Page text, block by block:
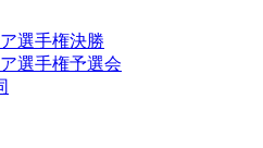
選手権決勝
選手権予選会